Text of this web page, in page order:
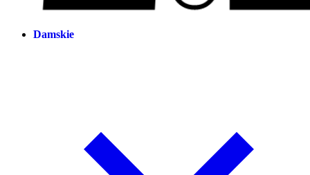
Damskie